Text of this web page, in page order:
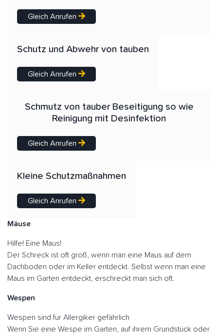
Gleich Anrufen
Schutz und Abwehr von tauben
Gleich Anrufen
Schmutz von tauber Beseitigung so wie
Reinigung mit Desinfektion
Gleich Anrufen
Kleine Schutzmaßnahmen
Gleich Anrufen
Mäuse
Hilfe! Eine Maus!
Der Schreck ist oft groß, wenn man eine Maus auf dem
Dachboden oder im Keller entdeckt. Selbst wenn man eine
Maus im Garten entdeckt, erschreckt man sich oft.
Wespen
Wespen sind für Allergiker gefährlich
Wenn Sie eine Wespe im Garten, auf ihrem Grundstück oder